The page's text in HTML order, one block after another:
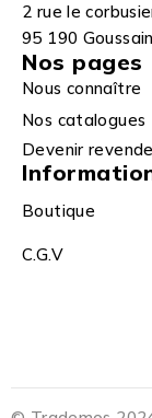
2 rue le
95 190
Nos pages
Nous connaître
Nos catalogues
Devenir
Boutique
C.G.V